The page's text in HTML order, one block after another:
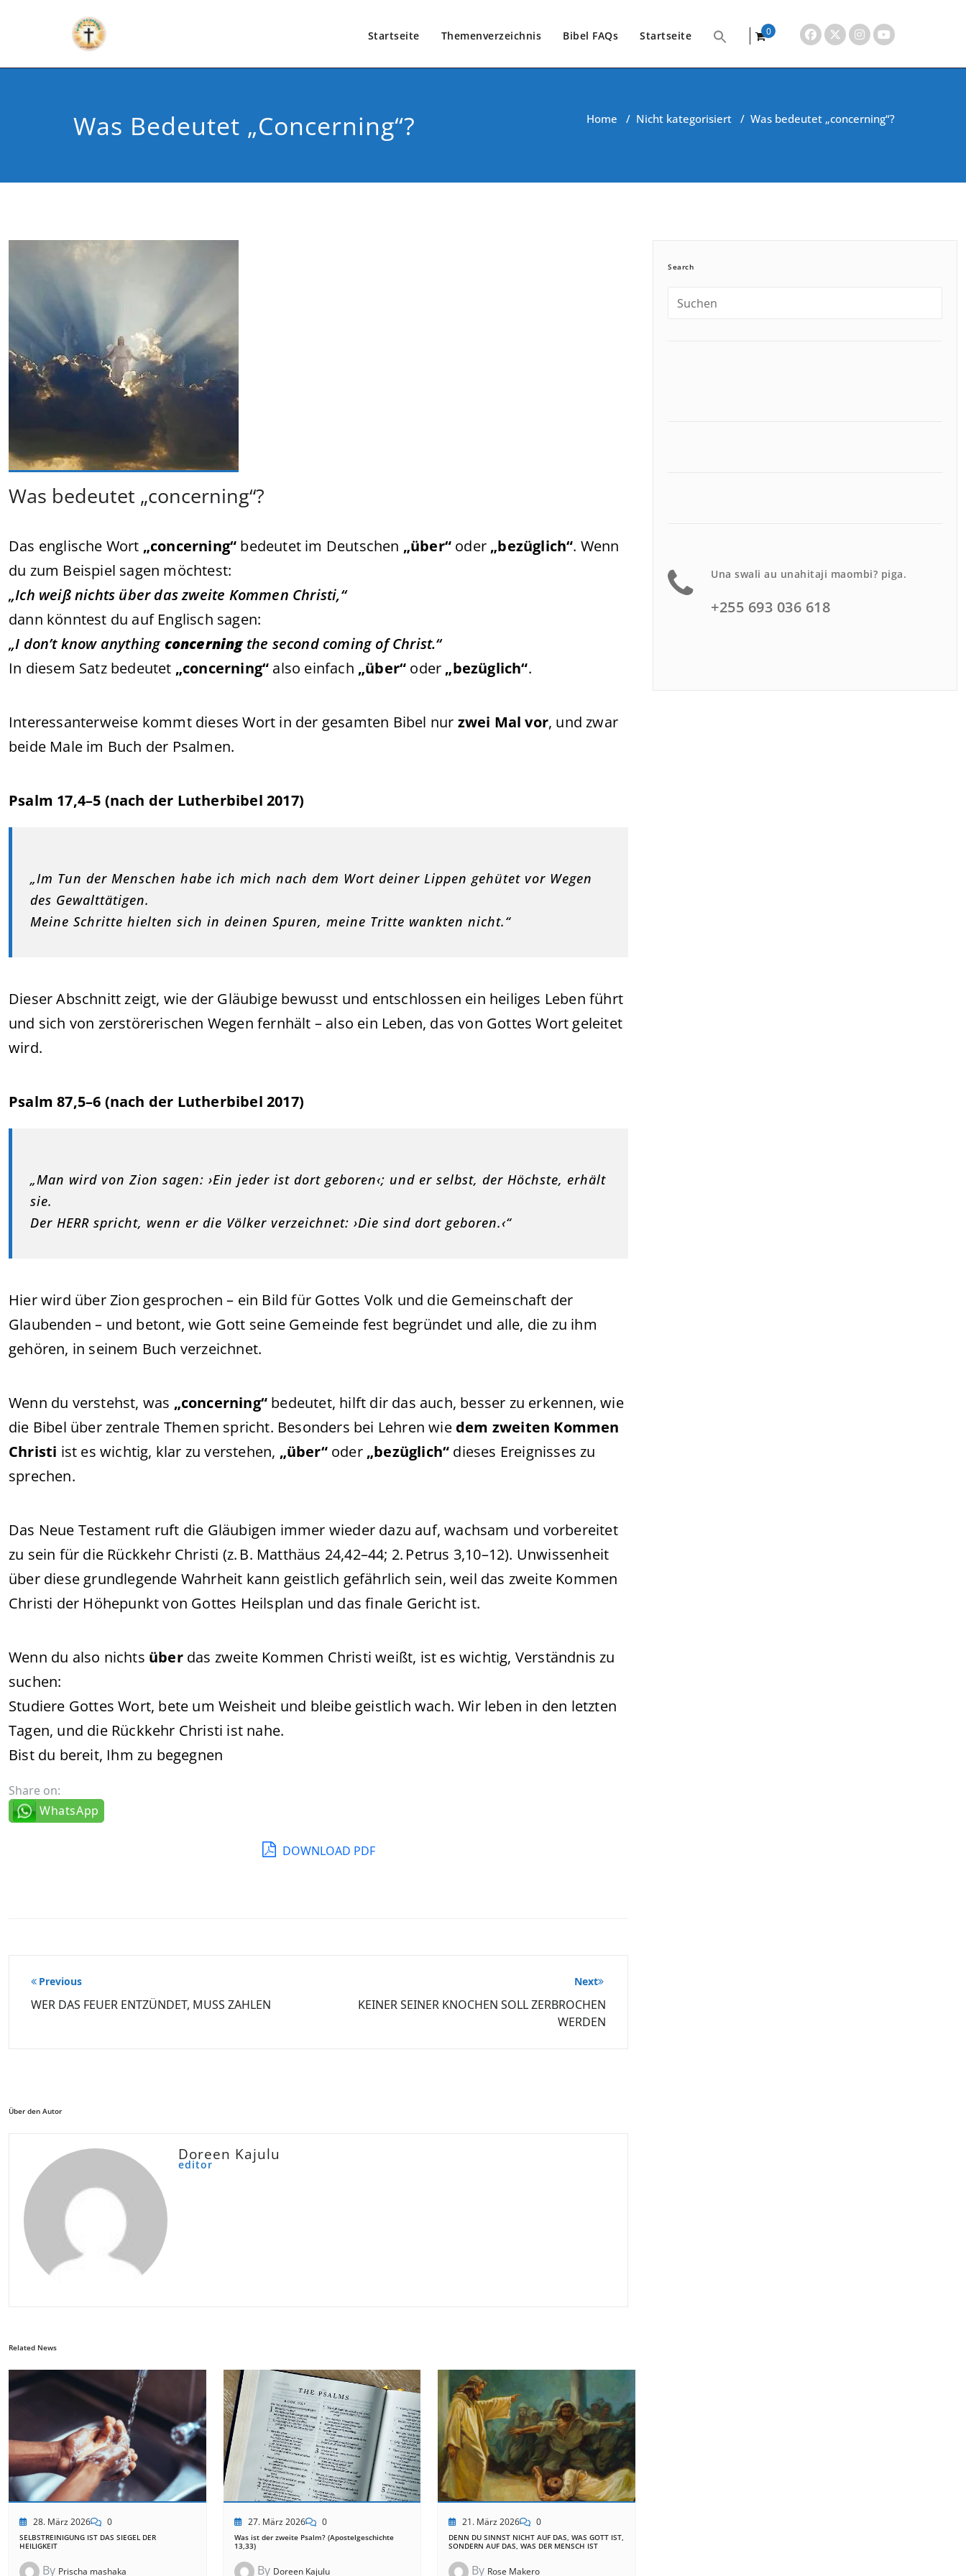
Startseite Themenverzeichnis Bibel FAQs Startseite
0
Was Bedeutet „concerning“? Home / Nicht kategorisiert / Was bedeutet „concerning“?
Was bedeutet „concerning“?
Das englische Wort „concerning“ bedeutet im Deutschen „über“ oder „bezüglich“. Wenn
du zum Beispiel sagen möchtest:
„Ich weiß nichts über das zweite Kommen Christi,“
dann könntest du auf Englisch sagen:
„I don’t know anythingconcerningthe second coming of Christ.“
In diesem Satz bedeutet „concerning“ also einfach „über“ oder „bezüglich“.
Interessanterweise kommt dieses Wort in der gesamten Bibel nur zwei Mal vor, und zwar
beide Male im Buch der Psalmen.
Psalm 17,4–5 (nach der Lutherbibel 2017)
„Im Tun der Menschen habe ich mich nach dem Wort deiner Lippen gehütet vor Wegen
des Gewalttätigen.
Meine Schritte hielten sich in deinen Spuren, meine Tritte wankten nicht.“
Dieser Abschnitt zeigt, wie der Gläubige bewusst und entschlossen ein heiliges Leben führt
und sich von zerstörerischen Wegen fernhält – also ein Leben, das von Gottes Wort geleitet
wird.
Psalm 87,5–6 (nach der Lutherbibel 2017)
„Man wird von Zion sagen: ›Ein jeder ist dort geboren‹; und er selbst, der Höchste, erhält
sie.
Der HERR spricht, wenn er die Völker verzeichnet: ›Die sind dort geboren.‹“
Hier wird über Zion gesprochen – ein Bild für Gottes Volk und die Gemeinschaft der
Glaubenden – und betont, wie Gott seine Gemeinde fest begründet und alle, die zu ihm
gehören, in seinem Buch verzeichnet.
Wenn du verstehst, was „concerning“ bedeutet, hilft dir das auch, besser zu erkennen, wie
die Bibel über zentrale Themen spricht. Besonders bei Lehren wie dem zweiten Kommen
Christi ist es wichtig, klar zu verstehen, „über“oder „bezüglich“ dieses Ereignisses zu
sprechen.
Das Neue Testament ruft die Gläubigen immer wieder dazu auf, wachsam und vorbereitet
zu sein für die Rückkehr Christi (z. B. Matthäus 24,42–44; 2. Petrus 3,10–12). Unwissenheit
über diese grundlegende Wahrheit kann geistlich gefährlich sein, weil das zweite Kommen
Christi der Höhepunkt von Gottes Heilsplan und das finale Gericht ist.
Wenn du also nichts überdas zweite Kommen Christi weißt, ist es wichtig, Verständnis zu
suchen:
Studiere Gottes Wort, bete um Weisheit und bleibe geistlich wach. Wir leben in den letzten
Tagen, und die Rückkehr Christi ist nahe.
Bist du bereit, Ihm zu begegnen
Share on:
WhatsApp
DOWNLOAD PDF
Beitragsnavigation
Previous
WER DAS FEUER ENTZÜNDET, MUSS ZAHLEN
Next
KEINER SEINER KNOCHEN SOLL ZERBROCHEN
WERDEN
Über den Autor
Doreen Kajulu
editor
Related News
28. März 2026 0
SELBSTREINIGUNG IST DAS SIEGEL DER
HEILIGKEIT
By Prischa mashaka
27. März 2026 0
Was ist der zweite Psalm? (Apostelgeschichte
13,33)
By Doreen Kajulu
21. März 2026 0
DENN DU SINNST NICHT AUF DAS, WAS GOTT IST,
SONDERN AUF DAS, WAS DER MENSCH IST
By Rose Makero
Search
Una swali au unahitaji maombi? piga.
+255 693 036 618